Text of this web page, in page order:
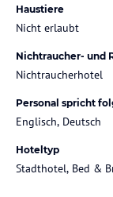
Haustiere
Nicht erlaubt
Nichtraucher- und
Nichtraucherhotel
Personal spricht
Englisch, Deutsch
Hoteltyp
Stadthotel, Bed &